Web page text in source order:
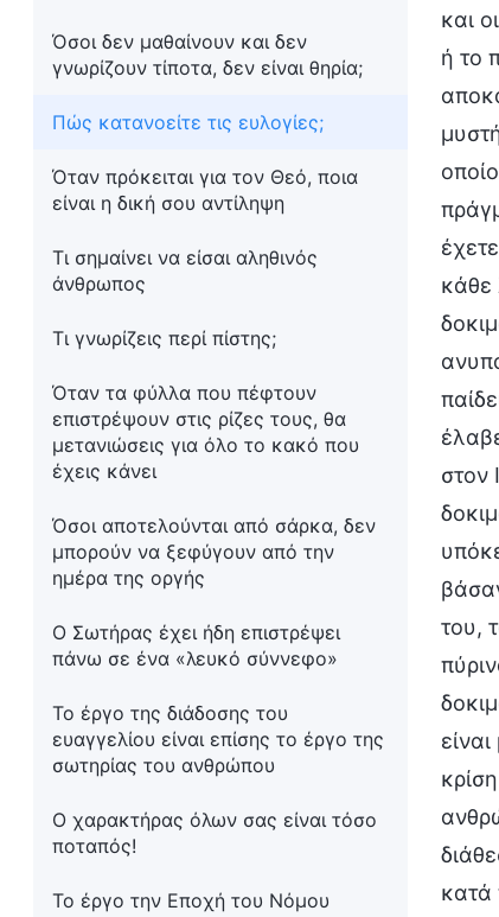
Όσοι δεν μαθαίνουν και δεν
γνωρίζουν τίποτα, δεν είναι θηρία;
Πώς κατανοείτε τις ευλογίες;
Όταν πρόκειται για τον Θεό, ποια
είναι η δική σου αντίληψη
Τι σημαίνει να είσαι αληθινός
άνθρωπος
Τι γνωρίζεις περί πίστης;
Όταν τα φύλλα που πέφτουν
επιστρέψουν στις ρίζες τους, θα
μετανιώσεις για όλο το κακό που
έχεις κάνει
Όσοι αποτελούνται από σάρκα, δεν
μπορούν να ξεφύγουν από την
ημέρα της οργής
Ο Σωτήρας έχει ήδη επιστρέψει
πάνω σε ένα «λευκό σύννεφο»
Το έργο της διάδοσης του
ευαγγελίου είναι επίσης το έργο της
σωτηρίας του ανθρώπου
Ο χαρακτήρας όλων σας είναι τόσο
ποταπός!
Το έργο την Εποχή του Νόμου
και
ή το
κάθε
στον
του,
κατά